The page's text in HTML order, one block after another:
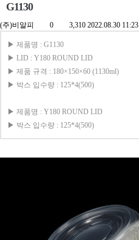
G1130
(주)비알피 0 3,310 2022.08.30 11:23
▶ 제품명 : G1130
▶ LID : Y180 ROUND LID
▶ 제품 규격 : 180×150×60 (1130ml)
▶ 박스 입수량 : 125*4(500)
▶ 제품명 : Y180 ROUND LID
▶ 박스 입수량 : 125*4(500)